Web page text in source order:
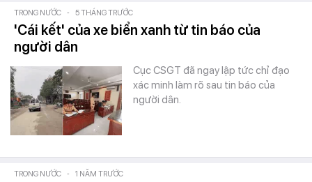
TRONG NƯỚC - 5 THÁNG TRƯỚC
'Cái kết' của xe biển xanh từ tin báo của
người dân
Cục CSGT đã ngay lập tức chỉ đạo
xác minh làm rõ sau tin báo của
người dân.
TRONG NƯỚC - 1 NĂM TRƯỚC